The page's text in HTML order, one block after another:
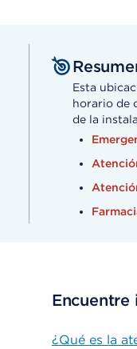
Esta
horario de
de la
¿Qué es la